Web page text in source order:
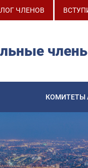
ЧЛЕНОВ
КОМИТЕТЫ